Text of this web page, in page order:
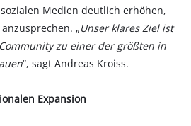
Medien deutlich erhöhen,
„Unser klares Ziel ist
zu einer der größten in
“, sagt Andreas Kroiss.
Expansion